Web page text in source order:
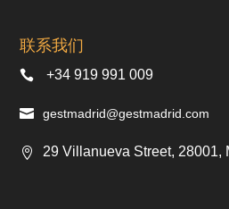
联系我们
+34 919 991 009
gestmadrid@gestmadrid.com
29 Villanueva Street, 28001,